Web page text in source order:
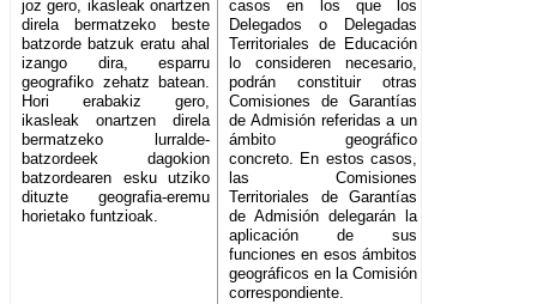
joz gero, ikasleak onartzen
direla bermatzeko beste
batzorde batzuk eratu ahal
izango dira, esparru
geografiko zehatz batean.
Hori erabakiz gero,
ikasleak onartzen direla
bermatzeko lurralde-
batzordeek dagokion
batzordearen esku utziko
dituzte geografia-eremu
horietako funtzioak.
casos en los que los
Delegados o Delegadas
Territoriales de Educación
lo consideren necesario,
podrán constituir otras
Comisiones de Garantías
de Admisión referidas a un
ámbito geográfico
concreto. En estos casos,
las Comisiones
Territoriales de Garantías
de Admisión delegarán la
aplicación de sus
funciones en esos ámbitos
geográficos en la Comisión
correspondiente.